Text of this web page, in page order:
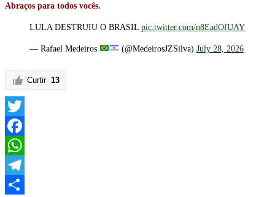
Abraços para todos vocês.
LULA DESTRUIU O BRASIL pic.twitter.com/n8EadOfUAY
— Rafael Medeiros (@MedeirosJZSilva) July 28, 2026
Curtir 13
Twitter
Facebook
WhatsApp
Telegram